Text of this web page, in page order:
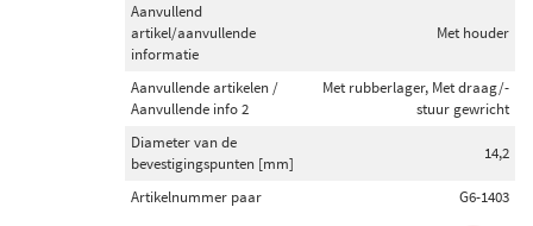
Aanvullend
artikel/aanvullende
informatie
Met houder
Aanvullende artikelen /
Aanvullende info 2
Met rubberlager, Met draag/-
stuur gewricht
Diameter van de
bevestigingspunten [mm]
14,2
Artikelnummer paar G6-1403